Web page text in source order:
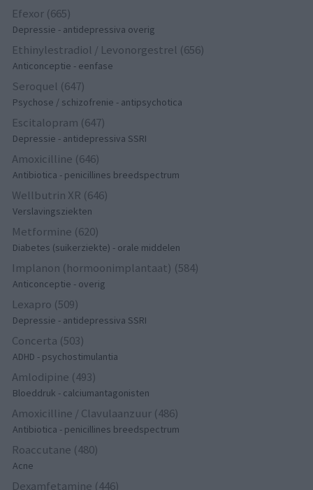
Efexor (665)
Depressie - antidepressiva overig
Ethinylestradiol / Levonorgestrel (656)
Anticonceptie - eenfase
Seroquel (647)
Psychose / schizofrenie - antipsychotica
Escitalopram (647)
Depressie - antidepressiva SSRI
Amoxicilline (646)
Antibiotica - penicillines breedspectrum
Wellbutrin XR (646)
Verslavingsziekten
Metformine (620)
Diabetes (suikerziekte) - orale middelen
Implanon (hormoonimplantaat) (584)
Anticonceptie - overig
Lexapro (509)
Depressie - antidepressiva SSRI
Concerta (503)
ADHD - psychostimulantia
Amlodipine (493)
Bloeddruk - calciumantagonisten
Amoxicilline / Clavulaanzuur (486)
Antibiotica - penicillines breedspectrum
Roaccutane (480)
Acne
Dexamfetamine (446)